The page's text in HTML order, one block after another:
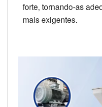
forte, tornando-as
mais exigentes.